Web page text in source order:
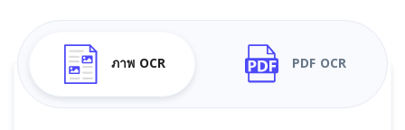
ภาพ OCR PDF OCR